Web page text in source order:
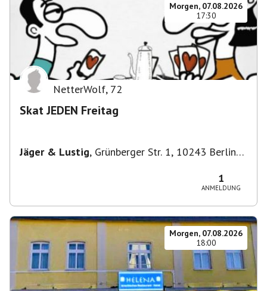
Morgen, 07.08.2026
17:30
NetterWolf, 72
Skat JEDEN Freitag
Jäger & Lustig, Grünberger Str. 1, 10243 Berlin-
1
ANMELDUNG
Morgen, 07.08.2026
18:00